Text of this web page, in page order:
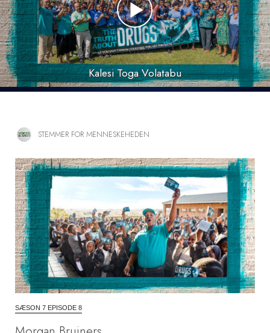
Kalesi Toga Volatabu
STEMMER FOR MENNESKEHEDEN
SÆSON 7 EPISODE 8